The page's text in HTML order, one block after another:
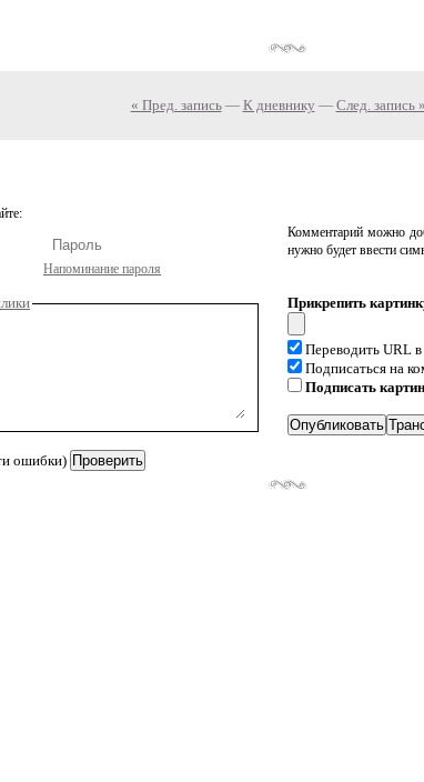
« Пред. запись— К дневнику — След. запись »
Напоминание пароля
Комментарий можно
нужно будет ввести
ошибки)
Прикрепить
Переводить URL
Подписаться на
Подписать